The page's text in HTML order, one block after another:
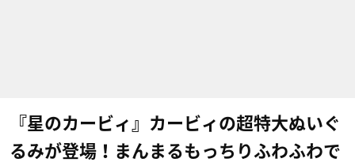
『星のカービィ』カービィの超特大ぬいぐ
るみが登場！まんまるもっちりふわふわで